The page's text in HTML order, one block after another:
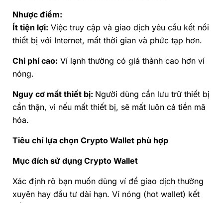
Nhược điểm:
Ít tiện lợi: Việc truy cập và giao dịch yêu cầu kết nối
thiết bị với Internet, mất thời gian và phức tạp hơn.
Chi phí cao: Ví lạnh thường có giá thành cao hơn ví
nóng.
Nguy cơ mất thiết bị: Người dùng cần lưu trữ thiết bị
cẩn thận, vì nếu mất thiết bị, sẽ mất luôn cả tiền mã
hóa.
Tiêu chí lựa chọn Crypto Wallet phù hợp
Mục đích sử dụng Crypto Wallet
Xác định rõ bạn muốn dùng ví để giao dịch thường
xuyên hay đầu tư dài hạn. Ví nóng (hot wallet) kết